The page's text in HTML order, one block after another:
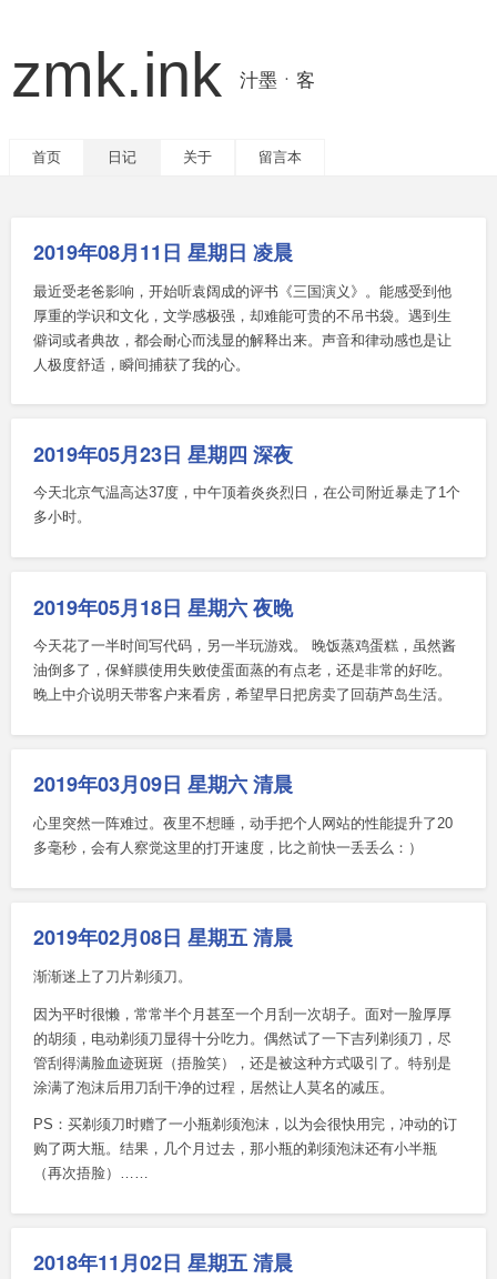
zmk.ink 汁墨ㆍ客
首页 日记 关于 留言本
2019年08月11日 星期日 凌晨
最近受老爸影响，开始听袁阔成的评书《三国演义》。能感受到他
厚重的学识和文化，文学感极强，却难能可贵的不吊书袋。遇到生
僻词或者典故，都会耐心而浅显的解释出来。声音和律动感也是让
人极度舒适，瞬间捕获了我的心。
2019年05月23日 星期四 深夜
今天北京气温高达37度，中午顶着炎炎烈日，在公司附近暴走了1个
多小时。
2019年05月18日 星期六 夜晚
今天花了一半时间写代码，另一半玩游戏。 晚饭蒸鸡蛋糕，虽然酱
油倒多了，保鲜膜使用失败使蛋面蒸的有点老，还是非常的好吃。
晚上中介说明天带客户来看房，希望早日把房卖了回葫芦岛生活。
2019年03月09日 星期六 清晨
心里突然一阵难过。夜里不想睡，动手把个人网站的性能提升了20
多毫秒，会有人察觉这里的打开速度，比之前快一丢丢么：）
2019年02月08日 星期五 清晨
渐渐迷上了刀片剃须刀。
因为平时很懒，常常半个月甚至一个月刮一次胡子。面对一脸厚厚
的胡须，电动剃须刀显得十分吃力。偶然试了一下吉列剃须刀，尽
管刮得满脸血迹斑斑（捂脸笑），还是被这种方式吸引了。特别是
涂满了泡沫后用刀刮干净的过程，居然让人莫名的减压。
PS：买剃须刀时赠了一小瓶剃须泡沫，以为会很快用完，冲动的订
购了两大瓶。结果，几个月过去，那小瓶的剃须泡沫还有小半瓶
（再次捂脸）……
2018年11月02日 星期五 清晨